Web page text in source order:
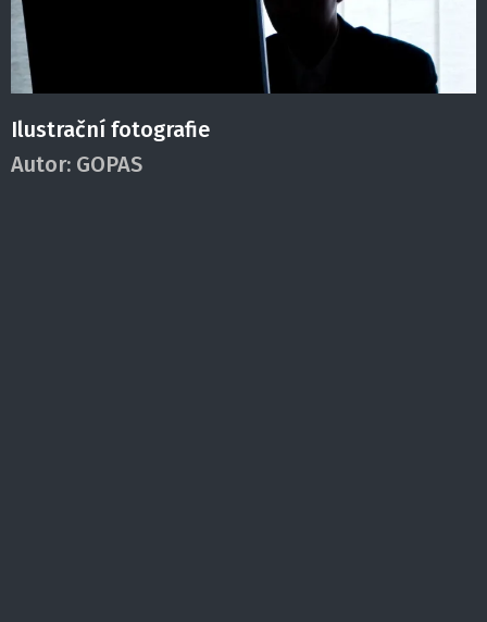
Ilustrační fotografie
Autor: GOPAS